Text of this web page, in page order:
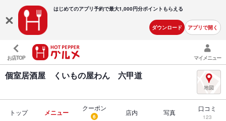
はじめてのアプリ予約で最大1,000円分ポイントもらえる
ダウンロード アプリで開く
お店TOP マイメニュー
個室居酒屋 くいもの屋わん 六甲道
トップ メニュー
クーポン
6 店内 写真 口コミ
123